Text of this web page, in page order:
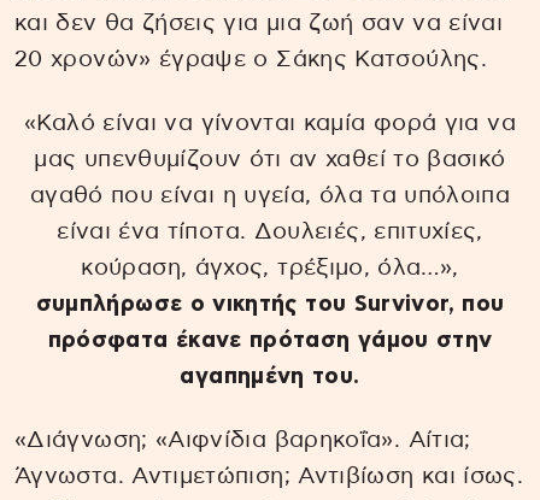
και δεν θα ζήσεις για μια ζωή σαν να είναι
20 χρονών» έγραψε ο Σάκης Κατσούλης.
«Καλό είναι να γίνονται καμία φορά για να
μας υπενθυμίζουν ότι αν χαθεί το βασικό
αγαθό που είναι η υγεία, όλα τα υπόλοιπα
είναι ένα τίποτα. Δουλειές, επιτυχίες,
κούραση, άγχος, τρέξιμο, όλα…»,
συμπλήρωσε ο νικητής του Survivor, που
πρόσφατα έκανε πρόταση γάμου στην
αγαπημένη του.
«Διάγνωση; «Αιφνίδια βαρηκοΐα». Αίτια;
Άγνωστα. Αντιμετώπιση; Αντιβίωση και ίσως.